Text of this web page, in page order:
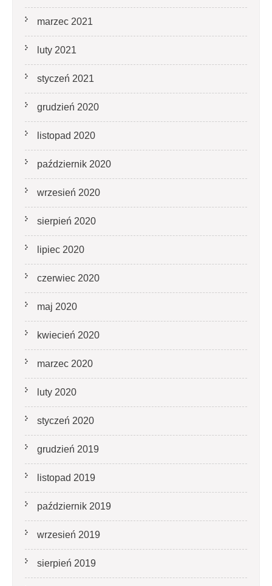
marzec 2021
luty 2021
styczeń 2021
grudzień 2020
listopad 2020
październik 2020
wrzesień 2020
sierpień 2020
lipiec 2020
czerwiec 2020
maj 2020
kwiecień 2020
marzec 2020
luty 2020
styczeń 2020
grudzień 2019
listopad 2019
październik 2019
wrzesień 2019
sierpień 2019